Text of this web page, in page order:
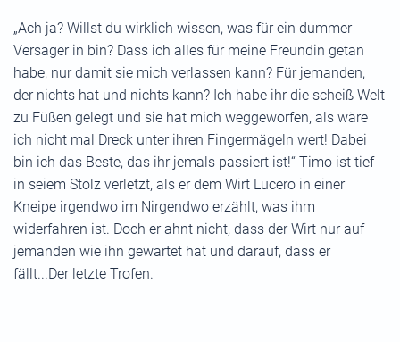
„Ach ja? Willst du wirklich wissen, was für ein dummer
Versager in bin? Dass ich alles für meine Freundin getan
habe, nur damit sie mich verlassen kann? Für jemanden,
der nichts hat und nichts kann? Ich habe ihr die scheiß Welt
zu Füßen gelegt und sie hat mich weggeworfen, als wäre
ich nicht mal Dreck unter ihren Fingermägeln wert! Dabei
bin ich das Beste, das ihr jemals passiert ist!“ Timo ist tief
in seiem Stolz verletzt, als er dem Wirt Lucero in einer
Kneipe irgendwo im Nirgendwo erzählt, was ihm
widerfahren ist. Doch er ahnt nicht, dass der Wirt nur auf
jemanden wie ihn gewartet hat und darauf, dass er
fällt...Der letzte Trofen.